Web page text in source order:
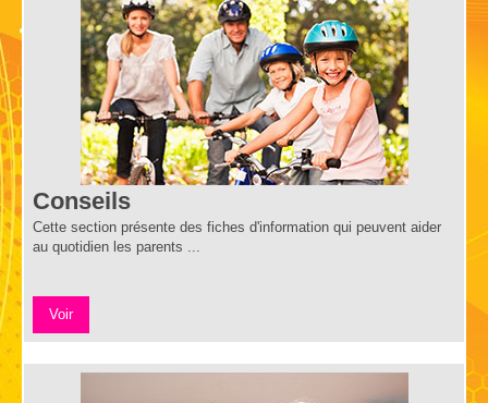
Conseils
Cette section présente des fiches d'information qui peuvent aider
au quotidien les parents ...
Voir